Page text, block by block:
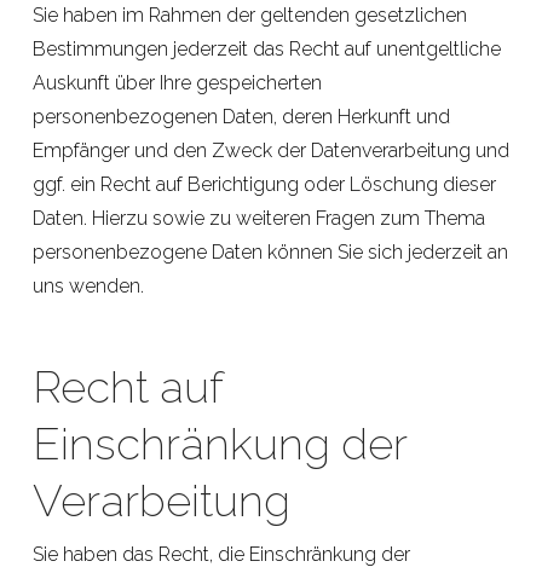
Sie haben im Rahmen der geltenden gesetzlichen
Bestimmungen jederzeit das Recht auf unentgeltliche
Auskunft über Ihre gespeicherten
personenbezogenen Daten, deren Herkunft und
Empfänger und den Zweck der Datenverarbeitung und
ggf. ein Recht auf Berichtigung oder Löschung dieser
Daten. Hierzu sowie zu weiteren Fragen zum Thema
personenbezogene Daten können Sie sich jederzeit an
uns wenden.
Recht auf
Einschränkung der
Verarbeitung
Sie haben das Recht, die Einschränkung der